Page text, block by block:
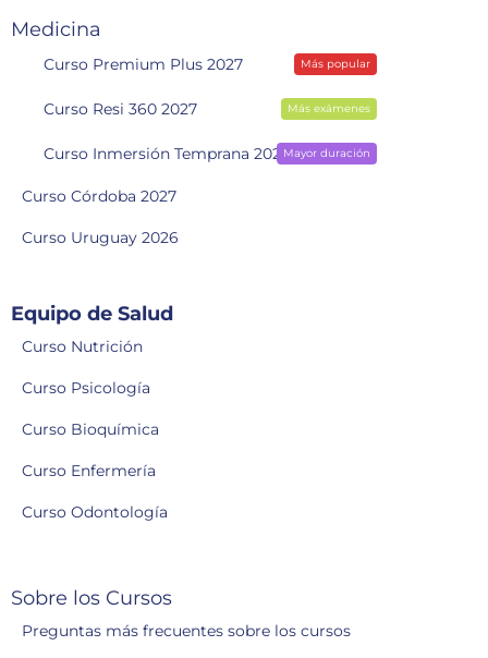
Medicina
Curso Premium Plus 2027 Más popular
Curso Resi 360 2027 Más exámenes
Curso Inmersión Temprana 2028Mayor duración
Curso Córdoba 2027
Curso Uruguay 2026
Equipo de Salud
Curso Nutrición
Curso Psicología
Curso Bioquímica
Curso Enfermería
Curso Odontología
Sobre los Cursos
Preguntas más frecuentes sobre los cursos